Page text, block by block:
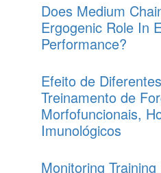
Does Medium
Ergogenic Role In
Performance?
Efeito de
Treinamento de
Morfofuncionais,
Imunológicos
Monitoring